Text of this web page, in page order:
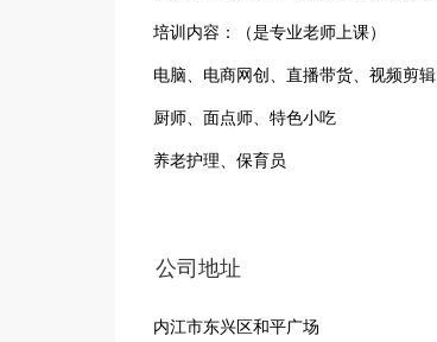
培训内容：（是专业老师上课）
电脑、电商网创、直播带货、视频剪辑
厨师、面点师、特色小吃
养老护理、保育员
2、培训时间：13—20天。
公司地址
内江市东兴区和平广场